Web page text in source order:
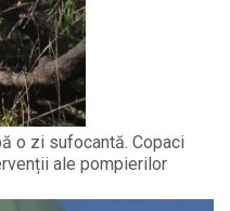
o zi sufocantă. Copaci
ale pompierilor